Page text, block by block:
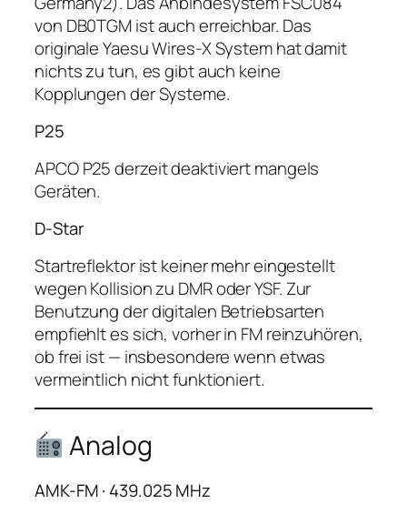
von DB0TGM ist auch erreichbar. Das
originale Yaesu Wires-X System hat damit
nichts zu tun, es gibt auch keine
Kopplungen der Systeme.
P25
APCO P25 derzeit deaktiviert mangels
Geräten.
D-Star
Startreflektor ist keiner mehr eingestellt
wegen Kollision zu DMR oder YSF. Zur
Benutzung der digitalen Betriebsarten
empfiehlt es sich, vorher in FM reinzuhören,
ob frei ist — insbesondere wenn etwas
vermeintlich nicht funktioniert.
Analog
AMK-FM · 439.025 MHz